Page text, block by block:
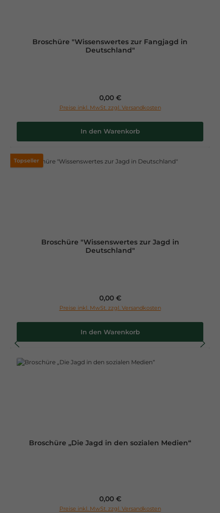
Broschüre "Wissenswertes zur Fangjagd in
Deutschland"
Regulärer Preis:
0,00 €
Preise inkl. MwSt. zzgl. Versandkosten
In den Warenkorb
Topseller
Broschüre "Wissenswertes zur Jagd in
Deutschland"
Regulärer Preis:
0,00 €
Preise inkl. MwSt. zzgl. Versandkosten
In den Warenkorb
Broschüre „Die Jagd in den sozialen Medien“
Regulärer Preis:
0,00 €
Preise inkl. MwSt. zzgl. Versandkosten